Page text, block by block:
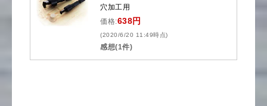
穴加工用
価格:638円
(2020/6/20 11:49時点)
感想(1件)